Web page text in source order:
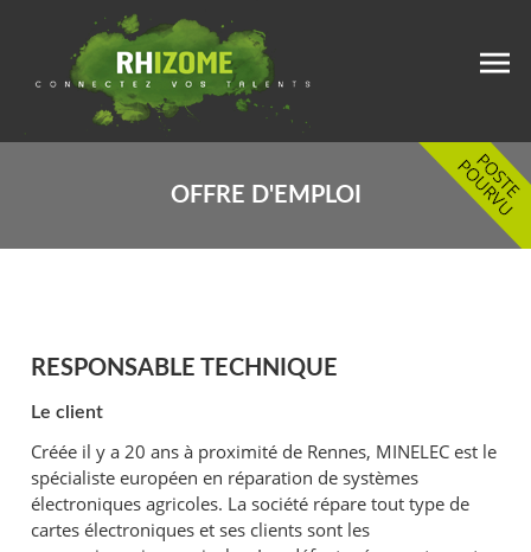
OFFRE D'EMPLOI
RESPONSABLE TECHNIQUE
Le client
Créée il y a 20 ans à proximité de Rennes, MINELEC est le
spécialiste européen en réparation de systèmes
électroniques agricoles. La société répare tout type de
cartes électroniques et ses clients sont les